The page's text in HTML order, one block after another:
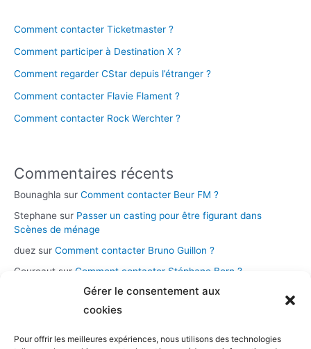
Gérer le consentement aux
cookies
Pour offrir les meilleures expériences, nous utilisons des technologies
Comment contacter Ticketmaster ?
Comment participer à Destination X ?
Comment regarder CStar depuis l’étranger ?
Comment contacter Flavie Flament ?
Comment contacter Rock Werchter ?
Commentaires récents
Bounaghla sur Comment contacter Beur FM ?
Stephane sur Passer un casting pour être figurant dans
Scènes de ménage
duez sur Comment contacter Bruno Guillon ?
Coureaut sur Comment contacter Stéphane Bern ?
Comment contacter la chaîne Novo 19 ?